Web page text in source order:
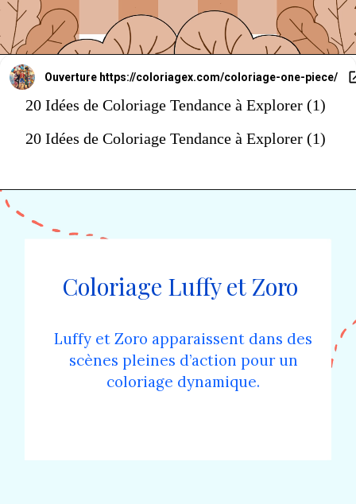
Ouverture https://coloriagex.com/coloriage-one-piece/
20 Idées de Coloriage Tendance à Explorer (1)
20 Idées de Coloriage Tendance à Explorer (1)
Coloriage Luffy et Zoro
Luffy et Zoro apparaissent dans des
scènes pleines d’action pour un
coloriage dynamique.